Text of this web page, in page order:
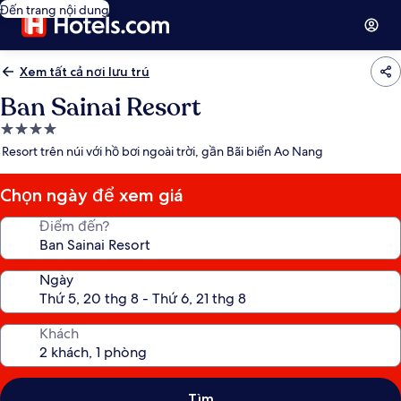
Đến trang nội dung
Xem tất cả nơi lưu trú
Ban Sainai Resort
Nơi
lưu
4.0
sao
Resort trên núi với hồ bơi ngoài trời, gần Bãi biển Ao Nang
Chọn ngày để xem giá
Điểm đến?
Ngày
Khách